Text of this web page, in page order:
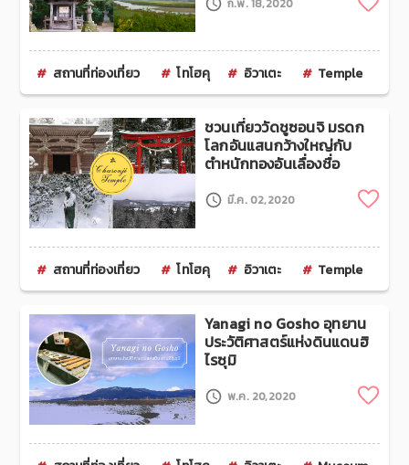
ก.พ. 18,2020
สถานที่ท่องเที่ยว โทโฮคุ อิวาเตะ Temple
ชวนเที่ยววัดชูซอนจิ มรดก
โลกอันแสนกว้างใหญ่กับ
ตำหนักทองอันเลื่องชื่อ
มี.ค. 02,2020
สถานที่ท่องเที่ยว โทโฮคุ อิวาเตะ Temple
Yanagi no Gosho อุทยาน
ประวัติศาสตร์แห่งดินแดนฮิ
ไรซุมิ
พ.ค. 20,2020